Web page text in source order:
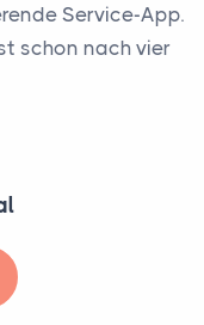
Service-App.
schon nach vier